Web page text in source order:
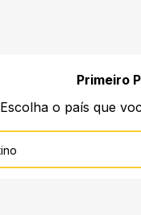
Primeiro
Escolha o país que